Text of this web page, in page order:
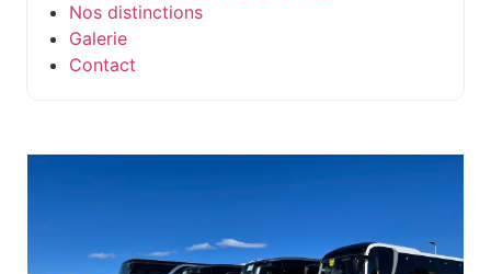
Nos distinctions
Galerie
Contact